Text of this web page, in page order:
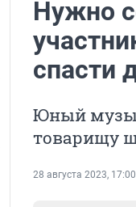
Нужно
спасти
Юный
товарищу
28 августа 2023, 17:00